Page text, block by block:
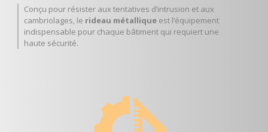
Conçu pour résister aux tentatives d’intrusion et aux
cambriolages, le rideau métallique est l’équipement
indispensable pour chaque bâtiment qui requiert une
haute sécurité.